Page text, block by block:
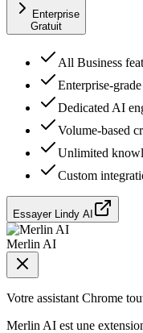
Enterprise
Gratuit
All Business
Enterprise-
Dedicated AI
Volume-based
Unlimited
Custom
Essayer Lindy AI
Merlin AI
Votre assistant Chrome
Merlin AI est une